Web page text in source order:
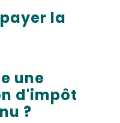
la
une
d'impôt
?